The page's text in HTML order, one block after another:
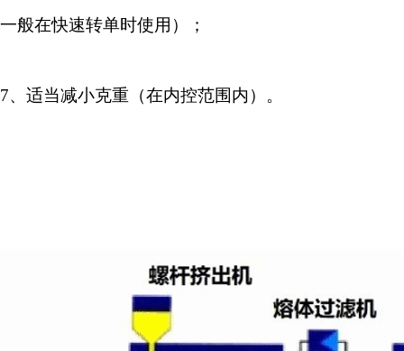
一般在快速转单时使用）；
7、适当减小克重（在内控范围内）。